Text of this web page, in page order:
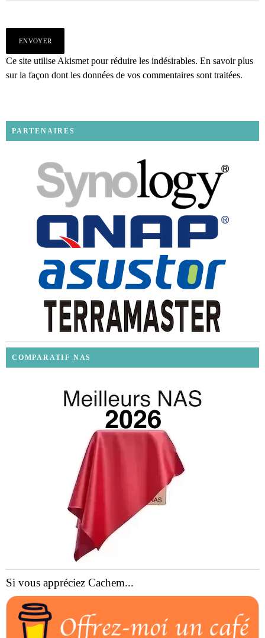
Ce site utilise Akismet pour réduire les indésirables. En savoir plus
sur la façon dont les données de vos commentaires sont traitées.
PARTENAIRES
COMPARATIF NAS
Si vous appréciez Cachem...